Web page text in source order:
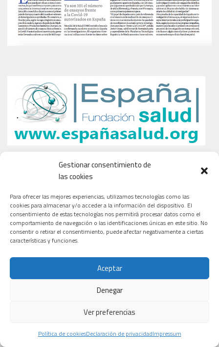
Gestionar consentimiento de
las cookies
Para ofrecer las mejores experiencias, utilizamos tecnologías como las
cookies para almacenar y/o acceder a la información del dispositivo. El
consentimiento de estas tecnologías nos permitirá procesar datos como el
comportamiento de navegación o las identificaciones únicas en este sitio. No
consentir o retirar el consentimiento, puede afectar negativamente a ciertas
características y funciones.
Aceptar
Denegar
Ver preferencias
Política de cookiesDeclaración de privacidadImpressum